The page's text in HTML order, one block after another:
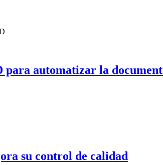
automatizar la
su control de calidad